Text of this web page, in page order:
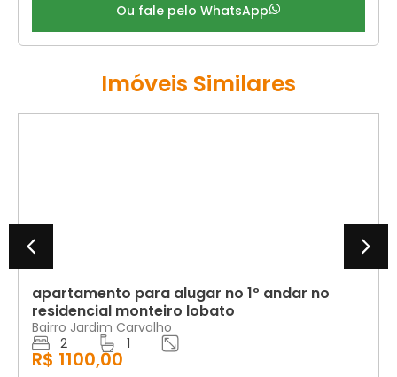
Ou fale pelo WhatsApp
Imóveis Similares
apartamento para alugar no 1º andar no
residencial monteiro lobato
Bairro Jardim Carvalho
2
1
R$ 1100,00